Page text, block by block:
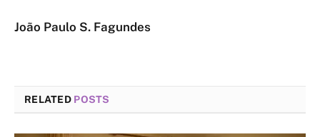
João Paulo S. Fagundes
RELATED POSTS